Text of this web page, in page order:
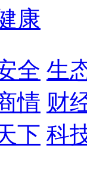
康
全 生
情 财
下 科